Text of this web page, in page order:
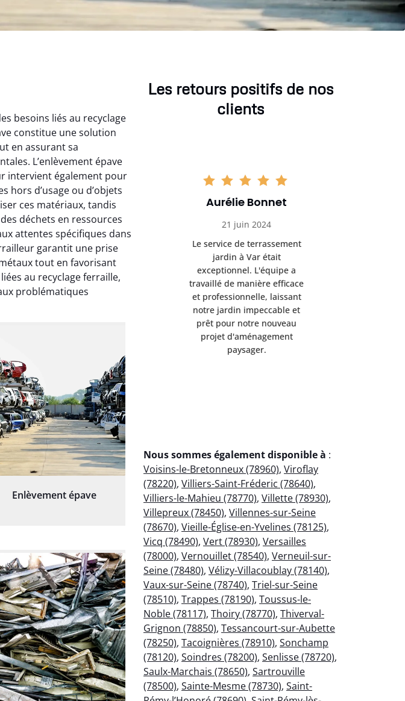
besoins liés au recyclage
constitue une solution
en assurant sa
L’enlèvement épave
intervient également pour
hors d’usage ou d’objets
ces matériaux, tandis
déchets en ressources
attentes spécifiques dans
garantit une prise
tout en favorisant
au recyclage ferraille,
problématiques
Enlèvement épave
Les retours positifs de nos
clients
Aurélie Bonnet
21 juin 2024
Le service de terrassement
jardin à Var était
exceptionnel. L'équipe a
travaillé de manière efficace
et professionnelle, laissant
Aurélie Bonnet
21 juin 2024
Le service de terrassement
jardin à Var était
exceptionnel. L'équipe a
travaillé de manière efficace
et professionnelle, laissant
notre jardin impeccable et
prêt pour notre nouveau
projet d'aménagement
paysager.
Nous sommes également disponible à :
Voisins-le-Bretonneux (78960), Viroflay
(78220), Villiers-Saint-Fréderic (78640),
Villiers-le-Mahieu (78770), Villette (78930),
Villepreux (78450), Villennes-sur-Seine
(78670), Vieille-Église-en-Yvelines (78125),
Vicq (78490), Vert (78930), Versailles
(78000), Vernouillet (78540), Verneuil-sur-
Seine (78480), Vélizy-Villacoublay (78140),
Vaux-sur-Seine (78740), Triel-sur-Seine
(78510), Trappes (78190), Toussus-le-
Noble (78117), Thoiry (78770), Thiverval-
Grignon (78850), Tessancourt-sur-Aubette
(78250), Tacoignières (78910), Sonchamp
(78120), Soindres (78200), Senlisse (78720),
Saulx-Marchais (78650), Sartrouville
(78500), Sainte-Mesme (78730), Saint-